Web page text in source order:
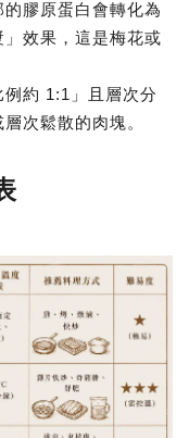
膠原蛋白會轉化為
效果，這是梅花或
約 1:1」且層次分
次鬆散的肉塊。